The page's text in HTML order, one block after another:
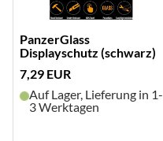
PanzerGlass
Displayschutz (schwarz)
7,29 EUR
Auf Lager, Lieferung in 1-
3 Werktagen